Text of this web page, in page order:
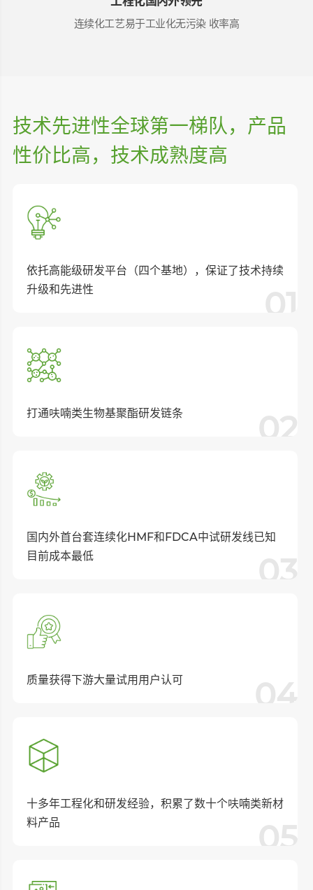
连续化工艺易于工业化无污染收率高
技术先进性全球第一梯队，产品
性价比高，技术成熟度高
依托⾼能级研发平台（四个基地），保证了技术持续
升级和先进性
01
打通呋喃类⽣物基聚酯研发链条 02
国内外⾸台套连续化HMF和FDCA中试研发线已知
⽬前成本最低
03
质量获得下游⼤量试⽤⽤户认可 04
⼗多年⼯程化和研发经验，积累了数⼗个呋喃类新材
料产品
05